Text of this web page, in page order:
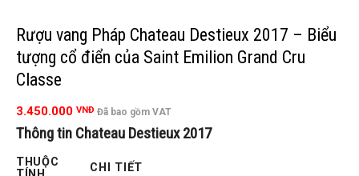
Rượu vang Pháp Chateau Destieux 2017 – Biểu
tượng cổ điển của Saint Emilion Grand Cru
Classe
3.450.000 VNĐ Đã bao gồm VAT
Thông tin Chateau Destieux 2017
THUỘC
CHI TIẾT